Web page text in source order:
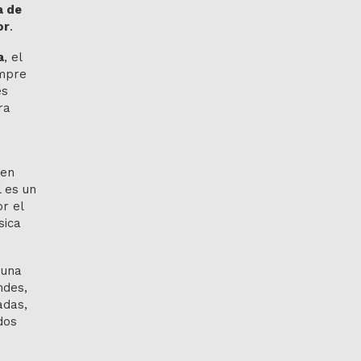
de
.
, el
un
el